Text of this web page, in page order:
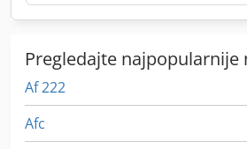
Pregledajte najpopularnije
Af 222
Afc